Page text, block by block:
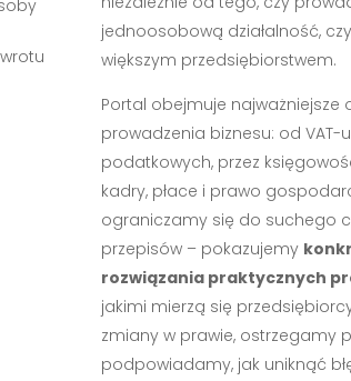
jednoosobową działalność,
większym przedsiębiorstwem.
Portal obejmuje najważniejsze
prowadzenia biznesu: od VAT-
podatkowych, przez
kadry, płace i prawo
ograniczamy się do suchego
przepisów – pokazujemy
rozwiązania praktycznych
jakimi mierzą się
zmiany w prawie, ostrzegamy
podpowiadamy, jak uniknąć